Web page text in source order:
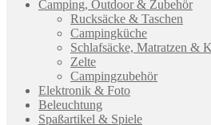
Camping, Outdoor & Zubehör
Rucksäcke & Taschen
Campingküche
Schlafsäcke, Matratzen &
Zelte
Campingzubehör
Elektronik & Foto
Beleuchtung
Spaßartikel & Spiele